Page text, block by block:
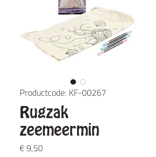
Productcode: KF-00267
Rugzak
zeemeermin
€ 9,50Prijs